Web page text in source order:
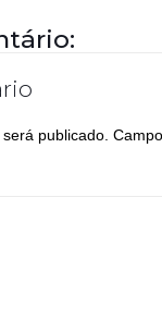
publicado.